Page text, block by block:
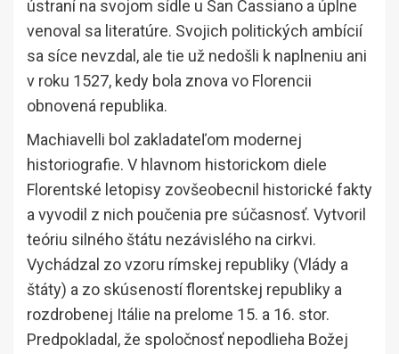
ústraní na svojom sídle u San Cassiano a úplne
venoval sa literatúre. Svojich politických ambícií
sa síce nevzdal, ale tie už nedošli k naplneniu ani
v roku 1527, kedy bola znova vo Florencii
obnovená republika.
Machiavelli bol zakladateľom modernej
historiografie. V hlavnom historickom diele
Florentské letopisy zovšeobecnil historické fakty
a vyvodil z nich poučenia pre súčasnosť. Vytvoril
teóriu silného štátu nezávislého na cirkvi.
Vychádzal zo vzoru rímskej republiky (Vlády a
štáty) a zo skúseností florentskej republiky a
rozdrobenej Itálie na prelome 15. a 16. stor.
Predpokladal, že spoločnosť nepodlieha Božej